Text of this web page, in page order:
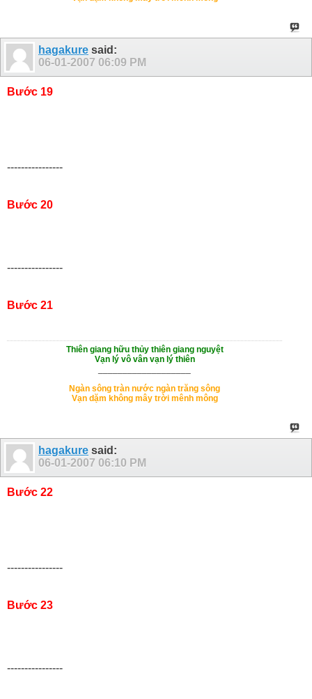
hagakure said:
06-01-2007 06:09 PM
Bước 19
----------------
Bước 20
----------------
Bước 21
Thiên giang hữu thủy thiên giang nguyệt
Vạn lý vô vân vạn lý thiên
Ngàn sông tràn nước ngàn trăng sông
Vạn dặm không mây trời mênh mông
hagakure said:
06-01-2007 06:10 PM
Bước 22
----------------
Bước 23
----------------